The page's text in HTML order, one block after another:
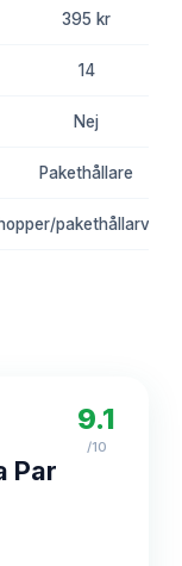
395 kr
14
Nej
Pakethållare
Par
9.1
/10